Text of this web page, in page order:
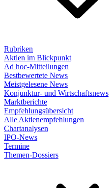
Rubriken
Aktien im Blickpunkt
Ad hoc-Mitteilungen
Bestbewertete News
Meistgelesene News
Konjunktur- und Wirtschaftsnews
Marktberichte
Empfehlungsübersicht
Alle Aktienempfehlungen
Chartanalysen
IPO-News
Termine
Themen-Dossiers